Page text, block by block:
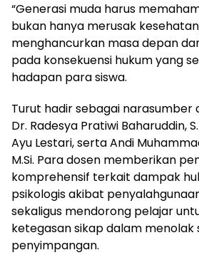
“Generasi muda harus
bukan hanya merusak
menghancurkan masa depan
pada konsekuensi hukum yang
hadapan para siswa.
Turut hadir sebagai narasumber
Dr. Radesya Pratiwi Baharuddin,
Ayu Lestari, serta Andi
M.Si. Para dosen memberikan
komprehensif terkait dampak
psikologis akibat
sekaligus mendorong pelajar
ketegasan sikap dalam menolak
penyimpangan.